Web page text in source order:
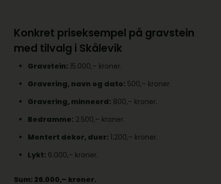
Konkret priseksempel på gravstein
med tilvalg i Skålevik
Gravstein: 15.000,– kroner.
Gravering, navn og dato: 500,– kroner.
Gravering, minneord: 800,– kroner.
Bedramme: 2.500,– kroner.
Montert dekor, duer: 1.200,– kroner.
Lykt: 6.000,– kroner.
Sum: 26.000,– kroner.